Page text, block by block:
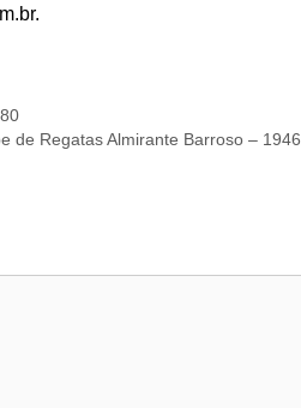
de Regatas Almirante Barroso – 1946